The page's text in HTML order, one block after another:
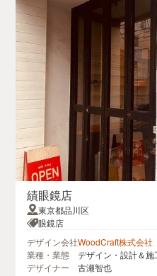
績眼鏡店
東京都品川区
眼鏡店
デザイン会社WoodCraft株式会社
業種・業態
デザイン・設計＆施
デザイナー
古瀬智也